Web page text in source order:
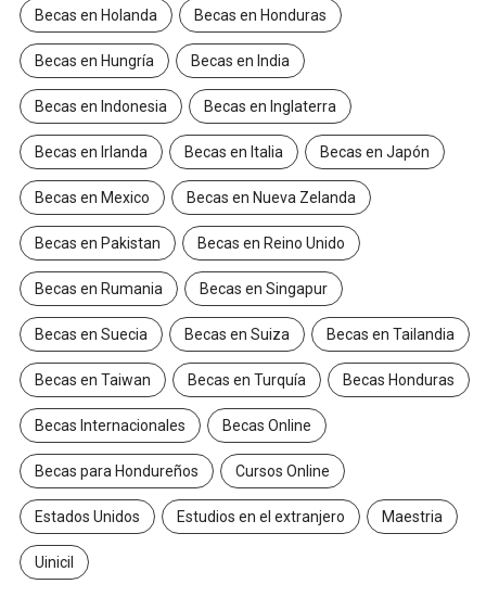
Becas en Holanda Becas en Honduras
Becas en Hungría Becas en India
Becas en Indonesia Becas en Inglaterra
Becas en Irlanda Becas en Italia Becas en Japón
Becas en Mexico Becas en Nueva Zelanda
Becas en Pakistan Becas en Reino Unido
Becas en Rumania Becas en Singapur
Becas en Suecia Becas en Suiza Becas en Tailandia
Becas en Taiwan Becas en Turquía Becas Honduras
Becas Internacionales Becas Online
Becas para Hondureños Cursos Online
Estados Unidos Estudios en el extranjero Maestria
Uinicil